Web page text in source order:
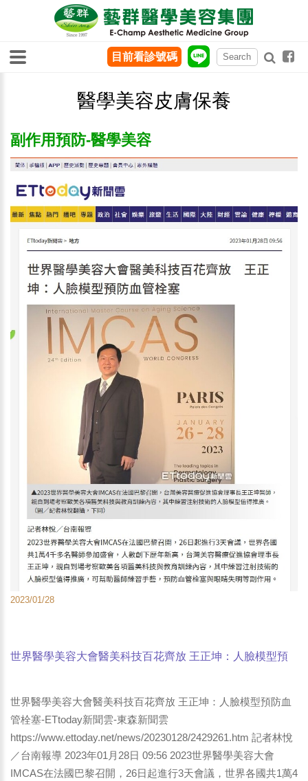
醫學美容皮膚保養
副作用預防-醫學美容
2023/01/28
世界醫學美容大會醫美科技百花齊放 王正坤：人臉模型預
世界醫學美容大會醫美科技百花齊放 王正坤：人臉模型預防血
管栓塞-ETtoday新聞雲-東森新聞雲
https://www.ettoday.net/news/20230128/2429261.htm 記者林悅
／台南報導 2023年01月28日 09:56 2023世界醫學美容大會
IMCAS在法國巴黎召開，26日起進行3天會議，世界各國共1萬4
目前看診號碼